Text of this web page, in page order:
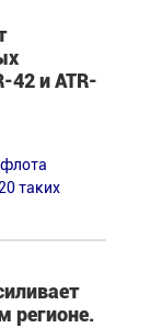
42 и ATR-
таких
регионе.